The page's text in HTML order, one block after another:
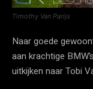
Timothy Van Parijs
Naar goede
aan krachtige
uitkijken naar Tobi